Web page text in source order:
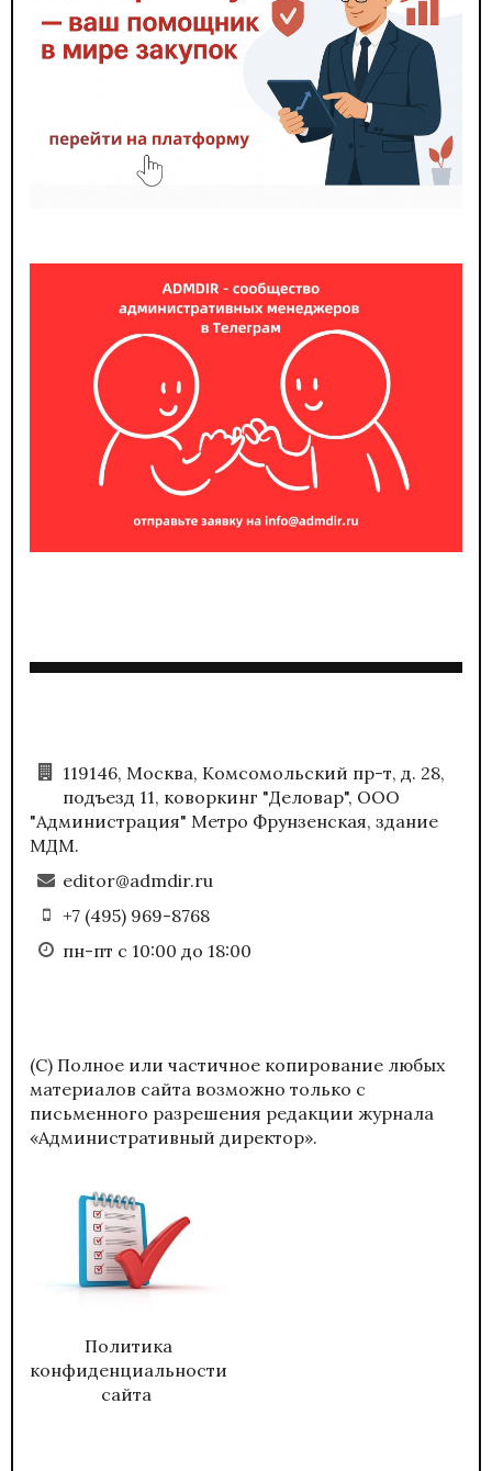
119146, Москва, Комсомольский пр-т, д. 28,
подъезд 11, коворкинг "Деловар", ООО
"Администрация" Метро Фрунзенская, здание
МДМ.
editor@admdir.ru
+7 (495) 969-8768
пн-пт с 10:00 до 18:00
(С) Полное или частичное копирование любых
материалов сайта возможно только с
письменного разрешения редакции журнала
«Административный директор».
Политика
конфиденциальности
сайта